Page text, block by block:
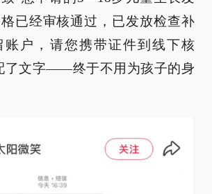
已经审核通过，已发放检查补
账户，请您携带证件到线下核
了文字——终于不用为孩子的身